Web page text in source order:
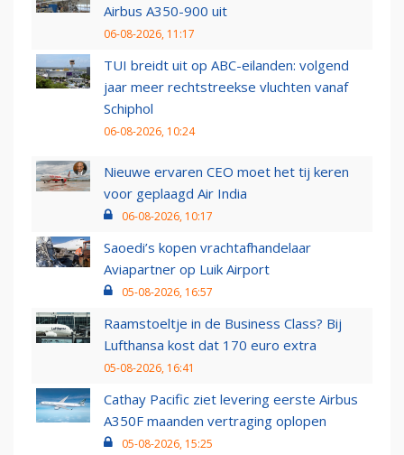
Airbus A350-900 uit
06-08-2026, 11:17
TUI breidt uit op ABC-eilanden: volgend
jaar meer rechtstreekse vluchten vanaf
Schiphol
06-08-2026, 10:24
Nieuwe ervaren CEO moet het tij keren
voor geplaagd Air India
06-08-2026, 10:17
Saoedi’s kopen vrachtafhandelaar
Aviapartner op Luik Airport
05-08-2026, 16:57
Raamstoeltje in de Business Class? Bij
Lufthansa kost dat 170 euro extra
05-08-2026, 16:41
Cathay Pacific ziet levering eerste Airbus
A350F maanden vertraging oplopen
05-08-2026, 15:25